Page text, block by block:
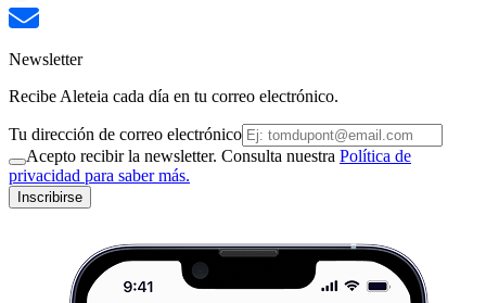
Newsletter
Recibe Aleteia cada día en tu correo electrónico.
Tu dirección de correo electrónico
Acepto recibir la newsletter. Consulta nuestra Política de
privacidad para saber más.
Inscribirse